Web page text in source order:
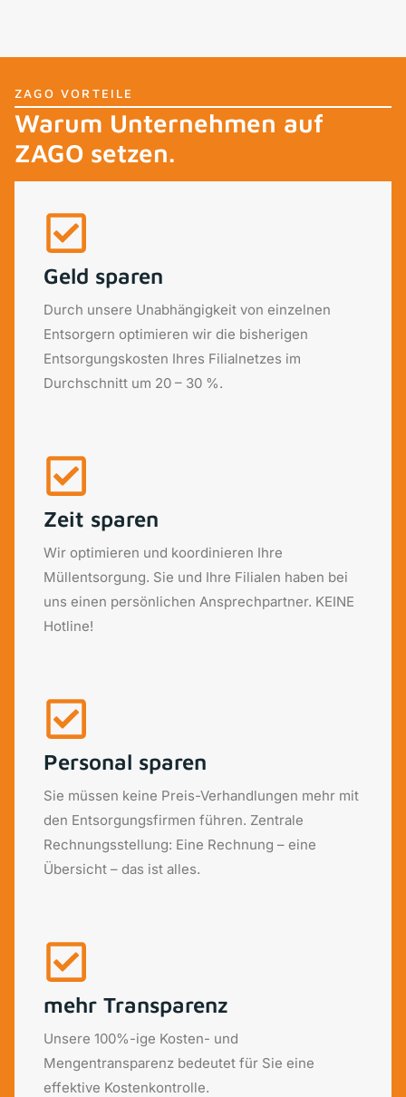
ZAGO VORTEILE
Warum Unternehmen auf
ZAGO setzen.
Geld sparen
Durch unsere Unabhängigkeit von einzelnen
Entsorgern optimieren wir die bisherigen
Entsorgungskosten Ihres Filialnetzes im
Durchschnitt um 20 – 30 %.
Zeit sparen
Wir optimieren und koordinieren Ihre
Müllentsorgung. Sie und Ihre Filialen haben bei
uns einen persönlichen Ansprechpartner. KEINE
Hotline!
Personal sparen
Sie müssen keine Preis-Verhandlungen mehr mit
den Entsorgungsfirmen führen. Zentrale
Rechnungsstellung: Eine Rechnung – eine
Übersicht – das ist alles.
mehr Transparenz
Unsere 100%-ige Kosten- und
Mengentransparenz bedeutet für Sie eine
effektive Kostenkontrolle.